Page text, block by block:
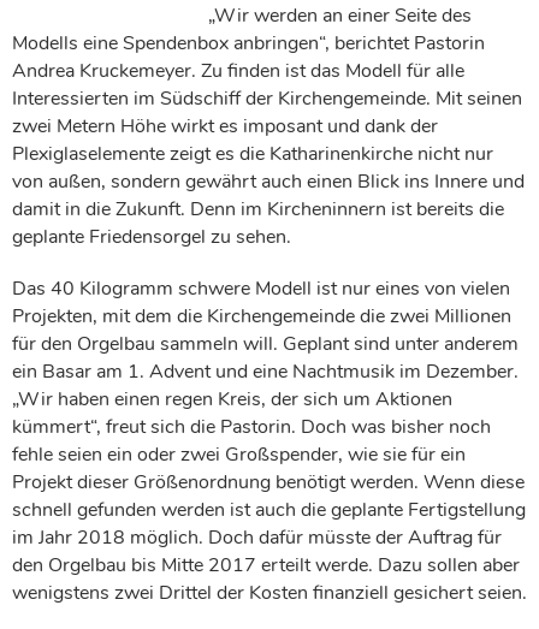
„Wir werden an einer Seite des
Modells eine Spendenbox anbringen“, berichtet Pastorin
Andrea Kruckemeyer. Zu finden ist das Modell für alle
Interessierten im Südschiff der Kirchengemeinde. Mit seinen
zwei Metern Höhe wirkt es imposant und dank der
Plexiglaselemente zeigt es die Katharinenkirche nicht nur
von außen, sondern gewährt auch einen Blick ins Innere und
damit in die Zukunft. Denn im Kircheninnern ist bereits die
geplante Friedensorgel zu sehen.
Das 40 Kilogramm schwere Modell ist nur eines von vielen
Projekten, mit dem die Kirchengemeinde die zwei Millionen
für den Orgelbau sammeln will. Geplant sind unter anderem
ein Basar am 1. Advent und eine Nachtmusik im Dezember.
„Wir haben einen regen Kreis, der sich um Aktionen
kümmert“, freut sich die Pastorin. Doch was bisher noch
fehle seien ein oder zwei Großspender, wie sie für ein
Projekt dieser Größenordnung benötigt werden. Wenn diese
schnell gefunden werden ist auch die geplante Fertigstellung
im Jahr 2018 möglich. Doch dafür müsste der Auftrag für
den Orgelbau bis Mitte 2017 erteilt werde. Dazu sollen aber
wenigstens zwei Drittel der Kosten finanziell gesichert seien.